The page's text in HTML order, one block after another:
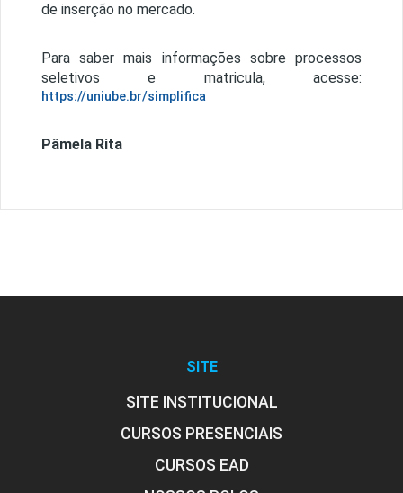
de inserção no mercado.
Para saber mais informações sobre processos
seletivos e matricula, acesse:
https://uniube.br/simplifica
Pâmela Rita
SITE
SITE INSTITUCIONAL
CURSOS PRESENCIAIS
CURSOS EAD